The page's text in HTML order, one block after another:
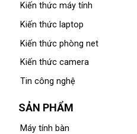
Kiến thức máy tính
Kiến thức laptop
Kiến thức phòng net
Kiến thức camera
Tin công nghệ
SẢN PHẨM
Máy tính bàn